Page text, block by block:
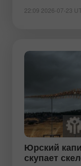
22:09 2026-07-23
Юрский
скупает